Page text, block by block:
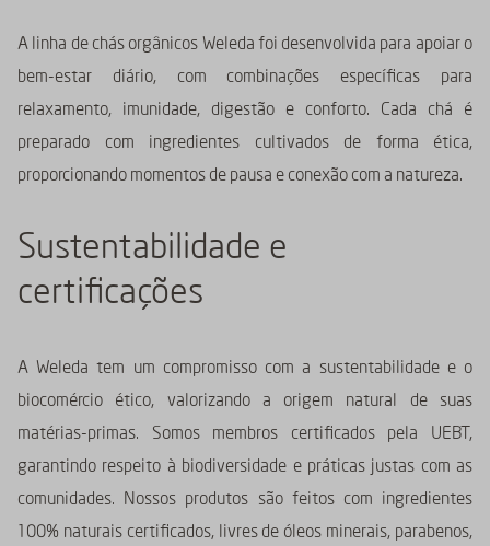
A linha de chás orgânicos Weleda foi desenvolvida para apoiar o
bem-estar diário, com combinações específicas para
relaxamento, imunidade, digestão e conforto. Cada chá é
preparado com ingredientes cultivados de forma ética,
proporcionando momentos de pausa e conexão com a natureza.
Sustentabilidade e
certificações
A Weleda tem um compromisso com a sustentabilidade e o
biocomércio ético, valorizando a origem natural de suas
matérias-primas. Somos membros certificados pela UEBT,
garantindo respeito à biodiversidade e práticas justas com as
comunidades. Nossos produtos são feitos com ingredientes
100% naturais certificados, livres de óleos minerais, parabenos,